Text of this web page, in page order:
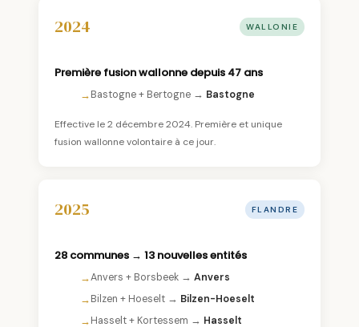
2024 WALLONIE
Première fusion wallonne depuis 47 ans
Bastogne + Bertogne → Bastogne
Effective le 2 décembre 2024. Première et unique
fusion wallonne volontaire à ce jour.
2025 FLANDRE
28 communes → 13 nouvelles entités
Anvers + Borsbeek → Anvers
Bilzen + Hoeselt → Bilzen-Hoeselt
Hasselt + Kortessem → Hasselt